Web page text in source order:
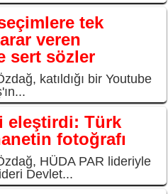
tek
veren
sert sözler
katıldığı bir Youtube
eleştirdi: Türk
fotoğrafı
HÜDA PAR lideriyle
Devlet...